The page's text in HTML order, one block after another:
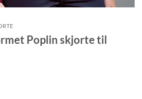
Poplin skjorte til